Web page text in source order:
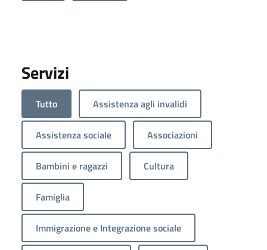
Servizi
Tutto Assistenza agli invalidi
Assistenza sociale Associazioni
Bambini e ragazzi Cultura
Famiglia
Immigrazione e Integrazione sociale